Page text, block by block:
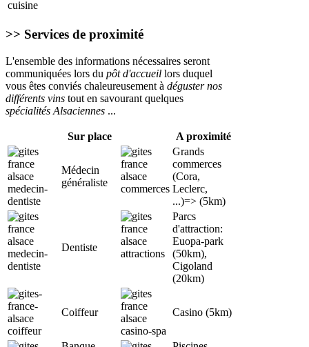
>> Services de proximité
L'ensemble des informations nécessaires seront
communiquées lors du pôt d'accueil lors duquel
vous êtes conviés chaleureusement à déguster nos
différents vins tout en savourant quelques
spécialités Alsaciennes ...
Sur place A proximité
Médecin
généraliste
Grands
commerces
(Cora,
Leclerc,
...)=> (5km)
Dentiste
Parcs
d'attraction:
Euopa-park
(50km),
Cigoland
(20km)
Coiffeur Casino (5km)